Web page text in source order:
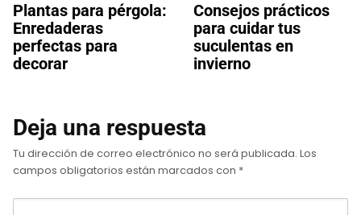
Plantas para pérgola:
Enredaderas
perfectas para
decorar
Consejos prácticos
para cuidar tus
suculentas en
invierno
Deja una respuesta
Tu dirección de correo electrónico no será publicada. Los
campos obligatorios están marcados con *